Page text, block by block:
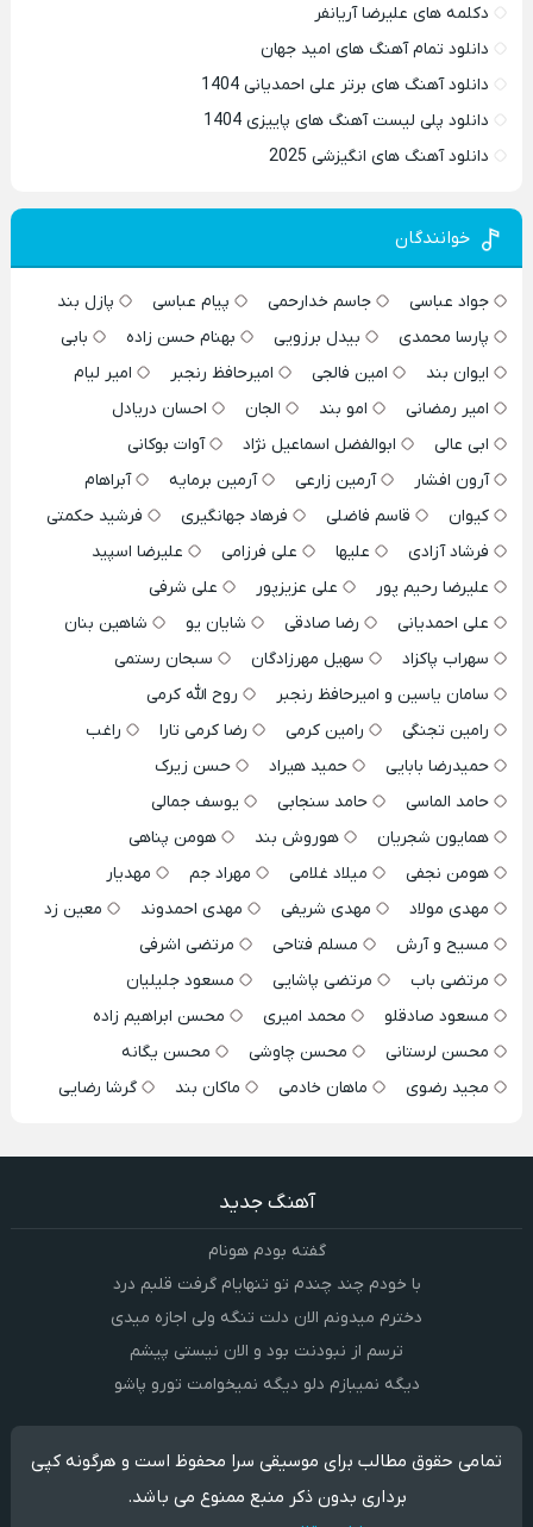
دکلمه های علیرضا آریانفر
دانلود تمام آهنگ های امید جهان
دانلود آهنگ های برتر علی احمدیانی 1404
دانلود پلی لیست آهنگ های پاییزی 1404
دانلود آهنگ های انگیزشی 2025
خوانندگان
جواد عباسی جاسم خدارحمی پیام عباسی
پازل بند
پارسا محمدی
بیدل برزویی بهنام حسن زاده
بابی
ایوان بند
امین فالجی امیرحافظ رنجبر
امیر لیام
امیر رمضانی
امو بند الجان
احسان دریادل
ابی عالی
ابوالفضل اسماعیل نژاد
آوات بوکانی
آرون افشار
آرمین زارعی آرمین برمایه
آبراهام
کیوان
قاسم فاضلی فرهاد جهانگیری
فرشید حکمتی
فرشاد آزادی
علیها علی فرزامی
علیرضا اسپید
علیرضا رحیم پور
علی عزیزپور
علی شرفی
علی احمدیانی
رضا صادقی شایان یو
شاهین بنان
سهراب پاکزاد
سهیل مهرزادگان
سبحان رستمی
سامان یاسین و امیرحافظ رنجبر
روح الله کرمی
رامین تجنگی
رامین کرمی رضا کرمی تارا
راغب
حمیدرضا بابایی
حمید هیراد
حسن زیرک
حامد الماسی
حامد سنجابی
یوسف جمالی
همایون شجریان
هوروش بند
هومن پناهی
هومن نجفی
میلاد غلامی مهراد جم
مهدیار
مهدی مولاد
مهدی شریفی مهدی احمدوند
معین زد
مسیح و آرش
مسلم فتاحی
مرتضی اشرفی
مرتضی باب
مرتضی پاشایی
مسعود جلیلیان
مسعود صادقلو
محمد امیری
محسن ابراهیم زاده
محسن لرستانی
محسن چاوشی
محسن یگانه
مجید رضوی
ماهان خادمی ماکان بند گرشا رضایی
آهنگ جدید
گفته بودم هونام
با خودم چند چندم تو تنهایام گرفت قلبم درد
دخترم میدونم الان دلت تنگه ولی اجازه میدی
ترسم از نبودنت بود و الان نیستی پیشم
دیگه نمیبازم دلو دیگه نمیخوامت تورو پاشو
تمامی حقوق مطالب برای موسیقی سرا محفوظ است و هرگونه کپی
برداری بدون ذکر منبع ممنوع می باشد.